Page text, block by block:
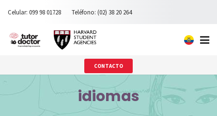
Celular: 099 98 01728 Teléfono: (02) 38 20 264
Nosotros
Ingreso universidades privadas
CONTACTO
idiomas